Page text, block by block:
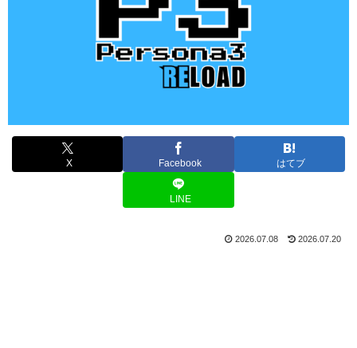
X Facebook はてブ
LINE
2026.07.08 2026.07.20